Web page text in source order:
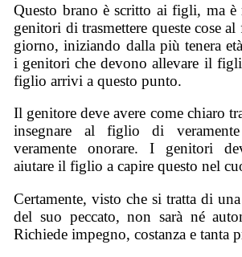
Questo brano è scritto ai figli, ma è
genitori di trasmettere queste cose
giorno, iniziando dalla più tenera
i genitori che devono allevare il
figlio arrivi a questo punto.
Il genitore deve avere come chiaro
insegnare al figlio di
veramente onorare. I genitori
aiutare il figlio a capire questo nel
Certamente, visto che si tratta di
del suo peccato, non sarà né
Richiede impegno, costanza e tanta